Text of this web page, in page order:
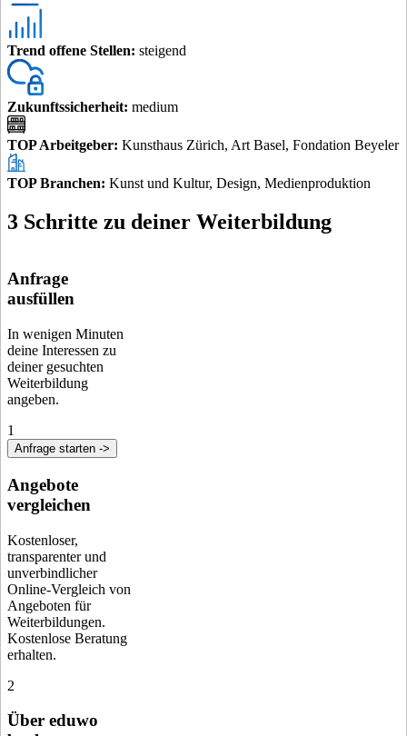
Trend offene Stellen: steigend
Zukunftssicherheit: medium
TOP Arbeitgeber: Kunsthaus Zürich, Art Basel, Fondation Beyeler
TOP Branchen: Kunst und Kultur, Design, Medienproduktion
3 Schritte zu deiner Weiterbildung
Anfrage
ausfüllen
In wenigen Minuten
deine Interessen zu
deiner gesuchten
Weiterbildung
angeben.
1
Anfrage starten ->
Angebote
vergleichen
Kostenloser,
transparenter und
unverbindlicher
Online-Vergleich von
Angeboten für
Weiterbildungen.
Kostenlose Beratung
erhalten.
2
Über eduwo